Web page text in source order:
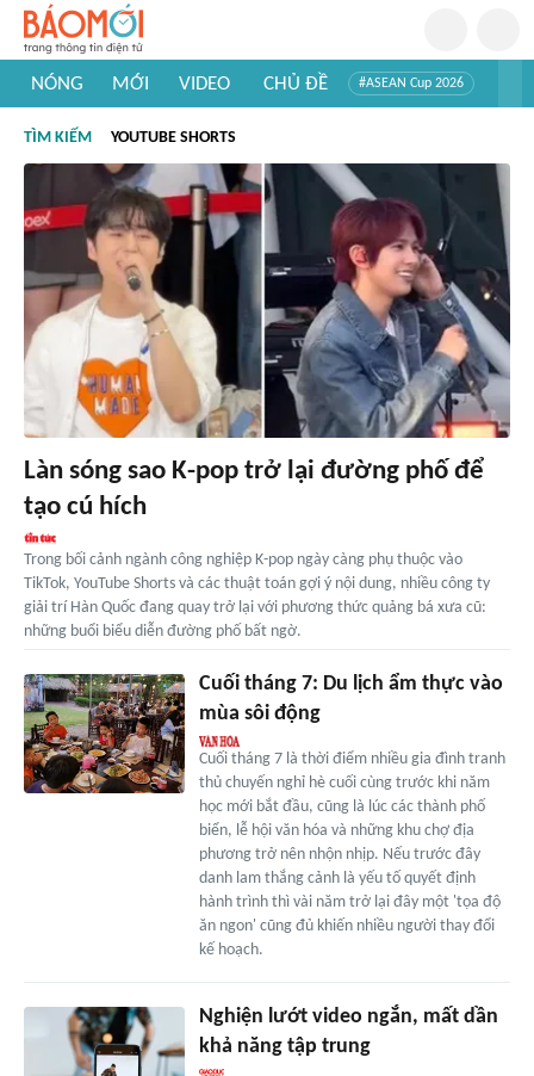
NÓNG MỚI VIDEO CHỦ ĐỀ #ASEAN Cup 2026
#Khám phá thế giới
TÌM KIẾM YOUTUBE SHORTS
Làn sóng sao K-pop trở lại đường phố để
tạo cú hích
Trong bối cảnh ngành công nghiệp K-pop ngày càng phụ thuộc vào
TikTok, YouTube Shorts và các thuật toán gợi ý nội dung, nhiều công ty
giải trí Hàn Quốc đang quay trở lại với phương thức quảng bá xưa cũ:
những buổi biểu diễn đường phố bất ngờ.
Cuối tháng 7: Du lịch ẩm thực vào
mùa sôi động
Cuối tháng 7 là thời điểm nhiều gia đình tranh
thủ chuyến nghỉ hè cuối cùng trước khi năm
học mới bắt đầu, cũng là lúc các thành phố
biển, lễ hội văn hóa và những khu chợ địa
phương trở nên nhộn nhịp. Nếu trước đây
danh lam thắng cảnh là yếu tố quyết định
hành trình thì vài năm trở lại đây một 'tọa độ
ăn ngon' cũng đủ khiến nhiều người thay đổi
kế hoạch.
Nghiện lướt video ngắn, mất dần
khả năng tập trung